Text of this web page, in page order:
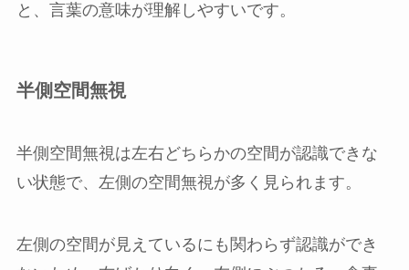
と、言葉の意味が理解しやすいです。
半側空間無視
半側空間無視は左右どちらかの空間が認識できな
い状態で、左側の空間無視が多く見られます。
左側の空間が見えているにも関わらず認識ができ